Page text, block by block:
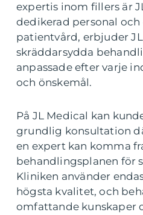
expertis inom fillers är
dedikerad personal
patientvård, erbjuder
skräddarsydda
anpassade efter varje
och önskemål.
På JL Medical kan
grundlig konsultation
en expert kan komma
behandlingsplanen för
Kliniken använder
högsta kvalitet, och
omfattande kunskaper